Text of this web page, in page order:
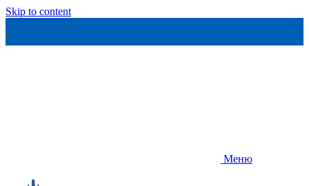
Skip to content
Меню